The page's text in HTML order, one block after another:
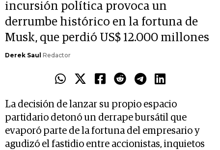
incursión política provoca un
derrumbe histórico en la fortuna de
Musk, que perdió US$ 12.000 millones
Derek Saul Redactor
La decisión de lanzar su propio espacio
partidario detonó un derrape bursátil que
evaporó parte de la fortuna del empresario y
agudizó el fastidio entre accionistas, inquietos